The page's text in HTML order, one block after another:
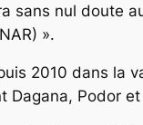
sans nul doute
».
2010 dans la
Dagana, Podor